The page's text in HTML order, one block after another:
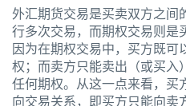
外汇期货交易是买卖双方之间
行多次交易，而期权交易则是
因为在期权交易中，买方既可
权；而卖方只能卖出（或买入
任何期权。从这一点来看，买
向交易关系，即买方只能向卖